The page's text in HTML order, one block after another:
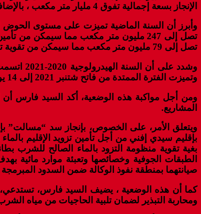
الإنجاز بسعة إجمالية تفوق 4 مليار متر مكعب ، بالإضافة إلى العديد من السدود الصغرى في طور الإنجاز .
وأبرز أن السنة الماضية تميزت على مستوى الحوض
تصل إلى 247 مليون متر مكعب مما سيمكن
تصل إلى 79 مليون متر مكعب مما سيمكن من تقوية تزويد مدينة كلميم بالماء الشروب (75 بالمائة نسبة تقدم الأشغال بالسد) .
وتميزت الفترة الممتدة من فاتح شتنبر 2021 إلى 14 يوليوز الجاري، بعجز قدر ب48 في المائة في التساقطات المطرية، نجم عنه أيضا عجز في الواردات المائية بسدود الحوض.
ومن أجل مواكبة هذه الوضعية، أكد السيد فارس
المشاريع.
ويتعلق الأمر، على الخصوص، بإنجاز سد “مسالت”
بإقليم سيدي إفني من أجل تأمين تزويد الإقليم
بغية تقوية منظومة التزود بالماء الصالح للشرب
صيانتهما بمنطقة نفوذ الوكالة ضمن السدود المبرمجة للفترة
كما أن هذه الوضعية ، يضيف السيد فارس، تستدعي،
ومحاربة التبذير لضمان تلبية الحاجيات من مياه